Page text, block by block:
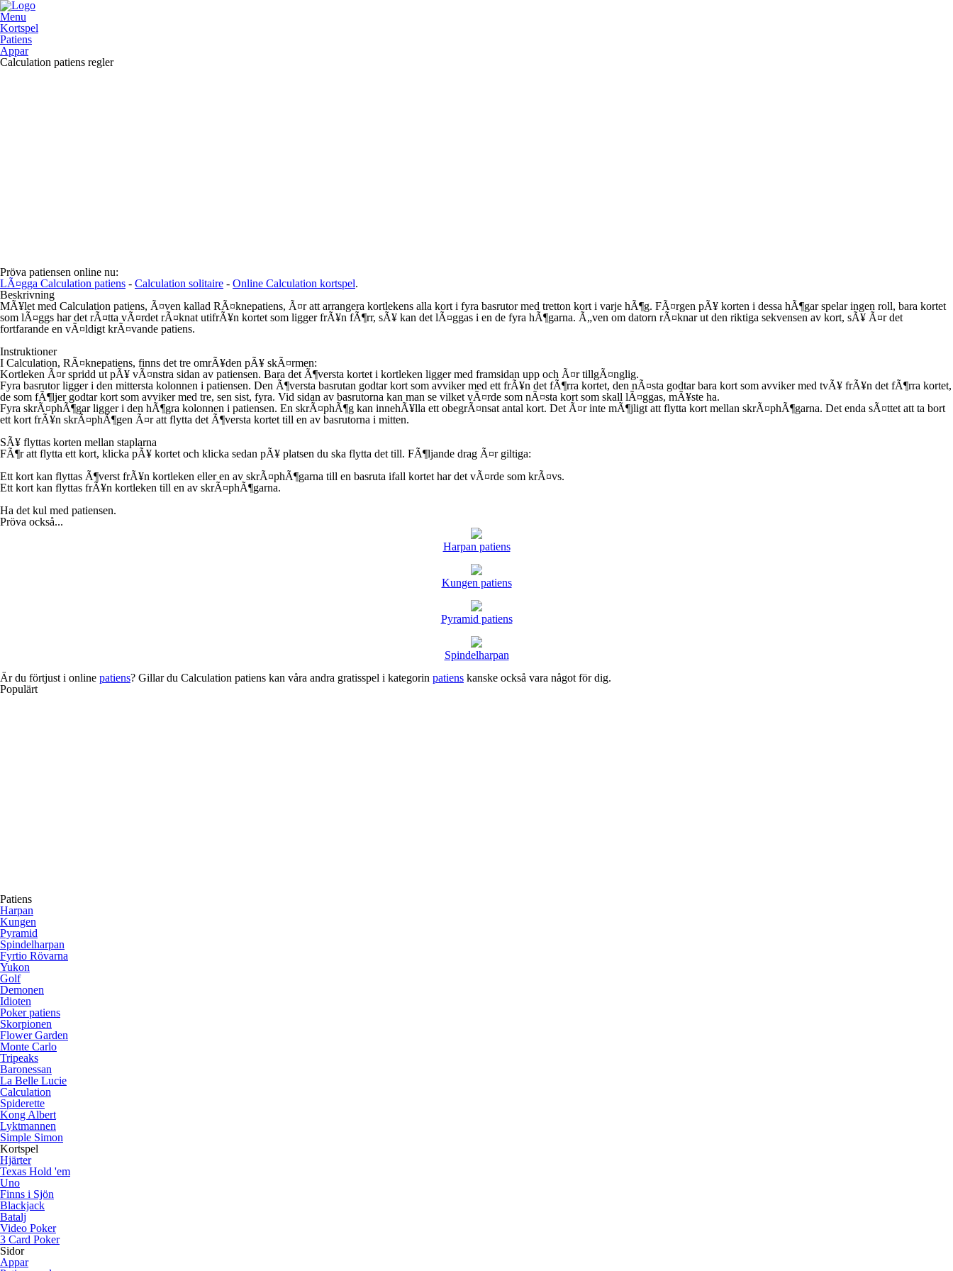
Menu
Kortspel
Patiens
Appar
Calculation patiens regler
Pröva patiensen online nu:
LÃ¤gga Calculation patiens - Calculation solitaire - Online Calculation kortspel.
Beskrivning
MÃ¥let med Calculation patiens, Ã¤ven kallad RÃ¤knepatiens, Ã¤r att arrangera kortlekens alla kort i fyra basrutor med tretton kort i varje hÃ¶g. FÃ¤rgen pÃ¥ korten i dessa hÃ¶gar spelar ingen roll, bara kortet
som lÃ¤ggs har det rÃ¤tta vÃ¤rdet rÃ¤knat utifrÃ¥n kortet som ligger frÃ¥n fÃ¶rr, sÃ¥ kan det lÃ¤ggas i en de fyra hÃ¶garna. Ã„ven om datorn rÃ¤knar ut den riktiga sekvensen av kort, sÃ¥ Ã¤r det
fortfarande en vÃ¤ldigt krÃ¤vande patiens.
Instruktioner
I Calculation, RÃ¤knepatiens, finns det tre omrÃ¥den pÃ¥ skÃ¤rmen:
Kortleken Ã¤r spridd ut pÃ¥ vÃ¤nstra sidan av patiensen. Bara det Ã¶versta kortet i kortleken ligger med framsidan upp och Ã¤r tillgÃ¤nglig.
Fyra basrutorligger i den mittersta kolonnen i patiensen. Den Ã¶versta basrutan godtar kort som avviker med ett frÃ¥n det fÃ¶rra kortet, den nÃ¤sta godtar bara kort som avviker med tvÃ¥ frÃ¥n det fÃ¶rra kortet,
de som fÃ¶ljer godtar kort som avviker med tre, sen sist, fyra. Vid sidan av basrutorna kan man se vilket vÃ¤rde som nÃ¤sta kort som skall lÃ¤ggas, mÃ¥ste ha.
Fyra skrÃ¤phÃ¶garligger i den hÃ¶gra kolonnen i patiensen. En skrÃ¤phÃ¶g kan innehÃ¥lla ett obegrÃ¤nsat antal kort. Det Ã¤r inte mÃ¶jligt att flytta kort mellan skrÃ¤phÃ¶garna. Det enda sÃ¤ttet att ta bort
ett kort frÃ¥n skrÃ¤phÃ¶gen Ã¤r att flytta det Ã¶versta kortet till en av basrutorna i mitten.
SÃ¥ flyttas korten mellan staplarna
FÃ¶r att flytta ett kort, klicka pÃ¥ kortet och klicka sedan pÃ¥ platsen du ska flytta det till. FÃ¶ljande drag Ã¤r giltiga:
Ett kort kan flyttas Ã¶verst frÃ¥n kortleken eller en av skrÃ¤phÃ¶garna till en basruta ifall kortet har det vÃ¤rde som krÃ¤vs.
Ett kort kan flyttas frÃ¥n kortleken till en av skrÃ¤phÃ¶garna.
Ha det kul med patiensen.
Pröva också...
Harpan patiens
Kungen patiens
Pyramid patiens
Spindelharpan
Är du förtjust i online patiens? Gillar du Calculation patiens kan våra andra gratisspel i kategorin patiens kanske också vara något för dig.
Populärt
Patiens
Harpan
Kungen
Pyramid
Spindelharpan
Fyrtio Rövarna
Yukon
Golf
Demonen
Idioten
Poker patiens
Skorpionen
Flower Garden
Monte Carlo
Tripeaks
Baronessan
La Belle Lucie
Calculation
Spiderette
Kong Albert
Lyktmannen
Simple Simon
Kortspel
Hjärter
Texas Hold 'em
Uno
Finns i Sjön
Blackjack
Batalj
Video Poker
3 Card Poker
Sidor
Appar